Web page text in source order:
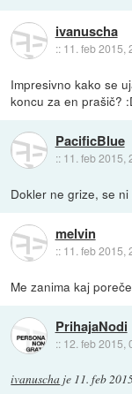
ivanuscha
:: 11. feb 2015,
Impresivno kako se
koncu za en prašič?
PacificBlue
:: 11. feb 2015,
Dokler ne grize, se
melvin
:: 11. feb 2015,
Me zanima kaj
PrihajaNodi
:: 12. feb 2015,
ivanuscha je 11. feb